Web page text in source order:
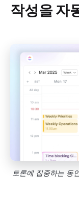
작성을 자
토론에 집중하는 동